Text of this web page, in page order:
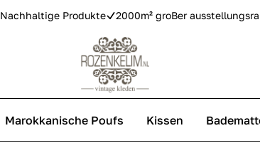
Nachhaltige Produkte 2000m² groBer
Marokkanische Poufs Kissen